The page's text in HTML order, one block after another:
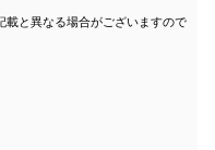
載と異なる場合がございますので